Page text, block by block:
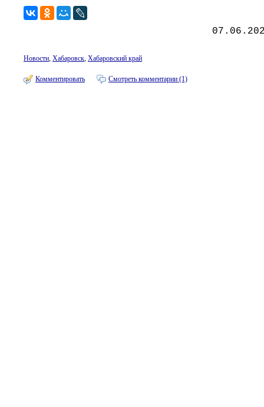
Новости, Хабаровск, Хабаровский край
Комментировать Смотреть комментарии (1)